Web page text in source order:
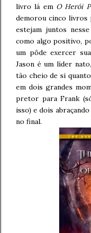
livro lá em O Herói
demorou cinco livros
estejam juntos
como algo positivo,
um pôde exercer
Jason é um líder
tão cheio de si
em dois grandes
pretor para Frank
isso) e dois
no final.